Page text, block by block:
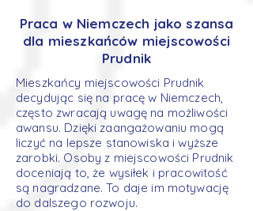
Praca w Niemczech jako szansa
dla mieszkańców miejscowości
Prudnik
Mieszkańcy miejscowości Prudnik
decydując się na pracę w Niemczech,
często zwracają uwagę na możliwości
awansu. Dzięki zaangażowaniu mogą
liczyć na lepsze stanowiska i wyższe
zarobki. Osoby z miejscowości Prudnik
doceniają to, że wysiłek i pracowitość
są nagradzane. To daje im motywację
do dalszego rozwoju.